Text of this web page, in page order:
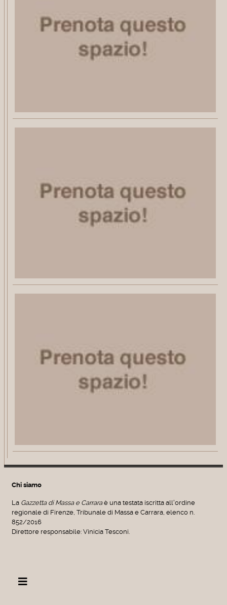
Chi siamo
La Gazzetta di Massa e Carraraè una testata iscritta all'ordine
regionale di Firenze, Tribunale di Massa e Carrara, elenco n.
852/2016
Direttore responsabile: Vinicia Tesconi.